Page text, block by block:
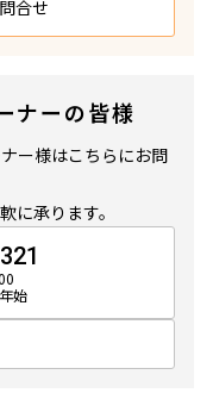
合せ
ナーの皆様
ー様はこちらにお問
に承ります。
始